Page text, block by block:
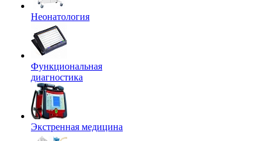
Неонатология
Функциональная
диагностика
Экстренная медицина